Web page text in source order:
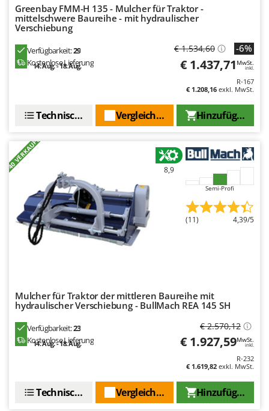
Makita
MAMMAMIA
Marina Systems
McCulloch
Michelin
Minox
Mockmill
More than chef
MOSA
MTD
N
New O.M.R.A.
Nilfisk
Greenbay FMM-H 135 - Mulcher für Traktor -
mittelschwere Baureihe - mit hydraulischer
Verschiebung
Verfügbarkeit:29
Kostenlose Lieferung
14. Aug. - 18. Aug.
€ 1.534,60 -6%
€ 1.437,71 MwSt.
inkl.
R-167
€ 1.208,16 exkl. MwSt.
Hinzufügen
Vergleichen Sie
Technische Daten
+40 VERKAUFT 8,9
Semi-Profi
(11) 4,39/5
Mulcher für Traktor der mittleren Baureihe mit
hydraulischer Verschiebung - BullMach REA 145 SH
Verfügbarkeit:23
Kostenlose Lieferung
14. Aug. - 18. Aug.
€ 2.570,12
€ 1.927,59MwSt.
inkl.
R-232
€ 1.619,82 exkl. MwSt.
Hinzufügen
Vergleichen Sie
Technische Daten